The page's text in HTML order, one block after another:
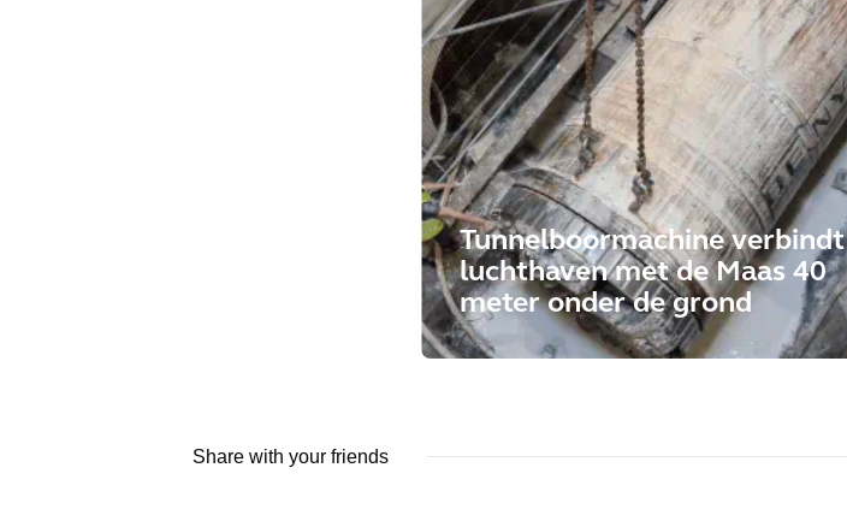
Tunnelboormachine verbindt
luchthaven met de Maas 40
meter onder de grond
Share with your friends